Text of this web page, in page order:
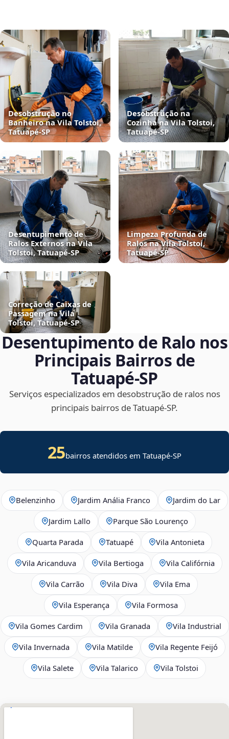
Desobstrução no
Banheiro na Vila Tolstoi,
Tatuapé‑SP
Desobstrução na
Cozinha na Vila Tolstoi,
Tatuapé‑SP
Desentupimento de
Ralos Externos na Vila
Tolstoi, Tatuapé‑SP
Limpeza Profunda de
Ralos na Vila Tolstoi,
Tatuapé‑SP
Correção de Caixas de
Passagem na Vila
Tolstoi, Tatuapé‑SP
Desentupimento de Ralo nos
Principais Bairros de
Tatuapé‑SP
Serviços especializados em desobstrução de ralos nos
principais bairros de Tatuapé‑SP.
25bairros atendidos em Tatuapé-SP
Belenzinho Jardim Anália Franco Jardim do Lar
Jardim Lallo Parque São Lourenço
Quarta Parada Tatuapé Vila Antonieta
Vila Aricanduva Vila Bertioga Vila Califórnia
Vila Carrão Vila Diva Vila Ema
Vila Esperança Vila Formosa
Vila Gomes Cardim Vila Granada Vila Industrial
Vila Invernada Vila Matilde Vila Regente Feijó
Vila Salete Vila Talarico Vila Tolstoi